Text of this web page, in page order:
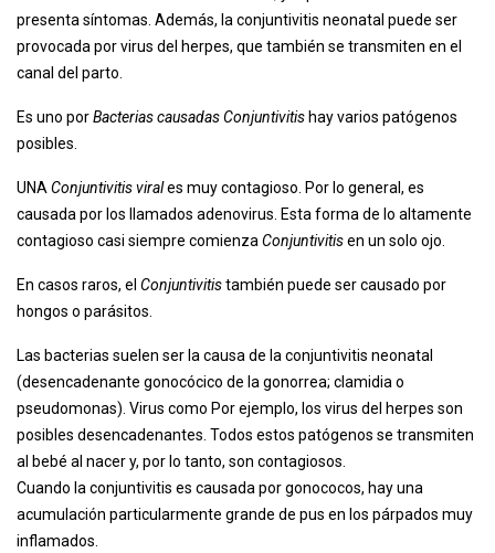
presenta síntomas. Además, la conjuntivitis neonatal puede ser
provocada por virus del herpes, que también se transmiten en el
canal del parto.
Es uno porBacterias causadasConjuntivitis hay varios patógenos
posibles.
UNA Conjuntivitis virales muy contagioso. Por lo general, es
causada por los llamados adenovirus. Esta forma de lo altamente
contagioso casi siempre comienza Conjuntivitisen un solo ojo.
En casos raros, el Conjuntivitistambién puede ser causado por
hongos o parásitos.
Las bacterias suelen ser la causa de la conjuntivitis neonatal
(desencadenante gonocócico de la gonorrea; clamidia o
pseudomonas). Virus como Por ejemplo, los virus del herpes son
posibles desencadenantes. Todos estos patógenos se transmiten
al bebé al nacer y, por lo tanto, son contagiosos.
Cuando la conjuntivitis es causada por gonococos, hay una
acumulación particularmente grande de pus en los párpados muy
inflamados.